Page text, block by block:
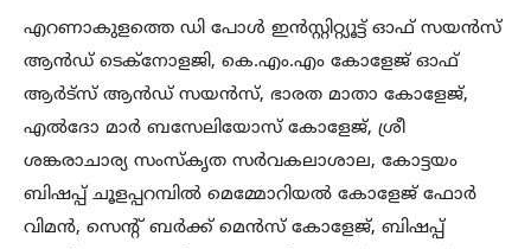
എറണാകുളത്തെ ഡി പോൾ ഇൻസ്റ്റിറ്റ്യൂട്ട് ഓഫ് സയൻസ്
ആൻഡ് ടെക്നോളജി, കെ.എം.എം കോളേജ് ഓഫ്
ആർട്സ് ആൻഡ് സയൻസ്, ഭാരത മാതാ കോളേജ്,
എൽദോ മാർ ബസേലിയോസ് കോളേജ്, ശ്രീ
ശങ്കരാചാര്യ സംസ്കൃത സർവകലാശാല, കോട്ടയം
ബിഷപ്പ് ചൂളപ്പറമ്പിൽ മെമ്മോറിയൽ കോളേജ് ഫോർ
വിമൻ, സെന്റ് ബർക്ക് മെൻസ് കോളേജ്, ബിഷപ്പ്